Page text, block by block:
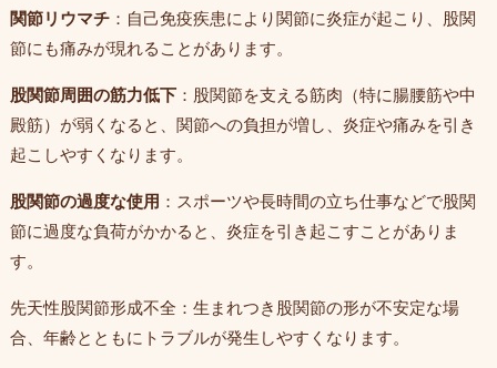
関節リウマチ：自己免疫疾患により関節に炎症が起こり、股関
節にも痛みが現れることがあります。
股関節周囲の筋力低下：股関節を支える筋肉（特に腸腰筋や中
殿筋）が弱くなると、関節への負担が増し、炎症や痛みを引き
起こしやすくなります。
股関節の過度な使用 ：スポーツや長時間の立ち仕事などで股関
節に過度な負荷がかかると、炎症を引き起こすことがありま
す。
先天性股関節形成不全：生まれつき股関節の形が不安定な場
合、年齢とともにトラブルが発生しやすくなります。